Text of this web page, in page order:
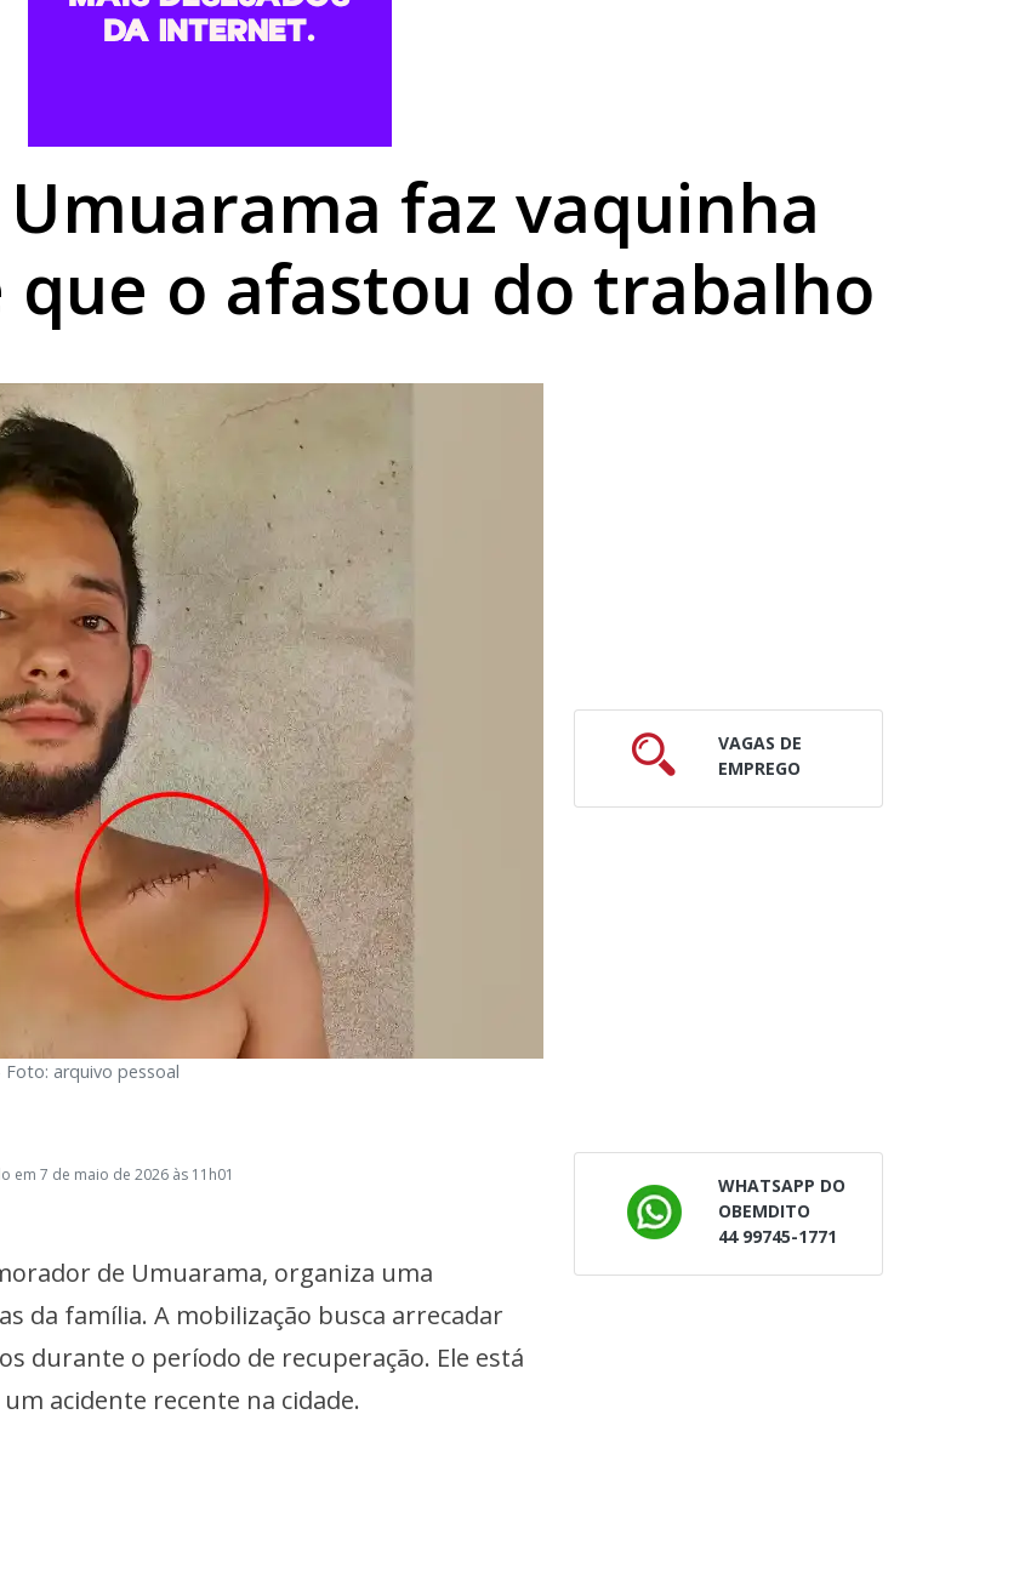
e chega a R$ 496,36 em Umuarama
faz vaquinha
que o afastou do trabalho
Foto: arquivo pessoal
em 7 de maio de 2026 às 11h01
de Umuarama, organiza uma
da família. A mobilização busca arrecadar
durante o período de recuperação. Ele está
acidente recente na cidade.
VAGAS DE
EMPREGO
WHATSAPP DO
OBEMDITO
44 99745-1771